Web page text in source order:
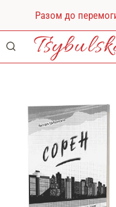
вмісту
Разом до